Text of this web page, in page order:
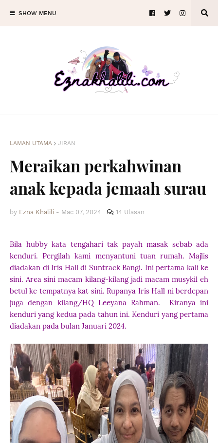
SHOW MENU
LAMAN UTAMA JIRAN
Meraikan perkahwinan
anak kepada jemaah surau
by Ezna Khalili - Mac 07, 2024 14 Ulasan
Bila hubby kata tengahari tak payah masak sebab ada
kenduri. Pergilah kami menyantuni tuan rumah. Majlis
diadakan di Iris Hall di Suntrack Bangi. Ini pertama kali ke
sini. Area sini macam kilang-kilang jadi macam musykil eh
betul ke tempatnya kat sini. Rupanya Iris Hall ni berdepan
juga dengan kilang/HQ Leeyana Rahman. Kiranya ini
kenduri yang kedua pada tahun ini. Kenduri yang pertama
diadakan pada bulan Januari 2024.